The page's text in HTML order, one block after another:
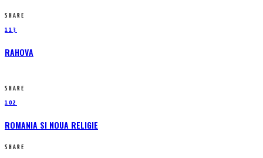
SHARE
113
RAHOVA
SHARE
102
ROMANIA SI NOUA RELIGIE
SHARE